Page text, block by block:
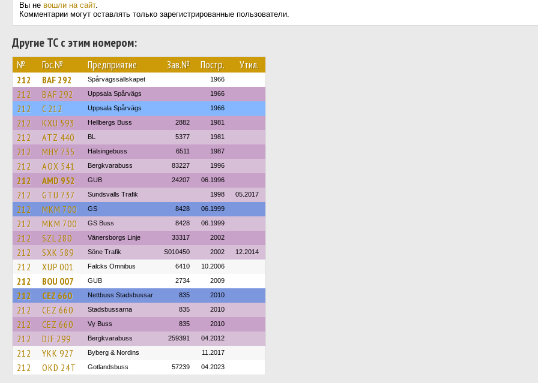
Вы не вошли на сайт.
Комментарии могут оставлять только зарегистрированные пользователи.
Другие ТС с этим номером:
№ Гос.№ Предприятие Зав.№ Постр. Утил.
212 BAF 292 Spårvägssällskapet 1966
212 BAF 292 Uppsala Spårvägs 1966
212 C 212 Uppsala Spårvägs 1966
212 KXU 593 Hellbergs Buss 2882 1981
212 ATZ 440 BL 5377 1981
212 MHY 735 Hälsingebuss 6511 1987
212 AOX 541 Bergkvarabuss 83227 1996
212 AMD 952 GUB 24207 06.1996
212 GTU 737 Sundsvalls Trafik 1998 05.2017
212 MKM 700 GS 8428 06.1999
212 MKM 700 GS Buss 8428 06.1999
212 SZL 280 Vänersborgs Linje 33317 2002
212 SXK 589 Söne Trafik S010450 2002 12.2014
212 XUP 001 Falcks Omnibus 6410 10.2006
212 BOU 007 GUB 2734 2009
212 CEZ 660 Nettbuss Stadsbussar 835 2010
212 CEZ 660 Stadsbussarna 835 2010
212 CEZ 660 Vy Buss 835 2010
212 DJF 299 Bergkvarabuss 259391 04.2012
212 YKK 927 Byberg & Nordins 11.2017
212 OKD 24T Gotlandsbuss 57239 04.2023